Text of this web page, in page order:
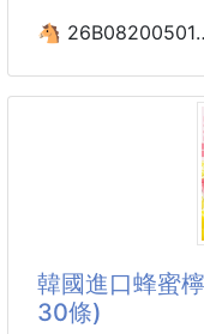
🐴 26B08200501
#正宗港式爆打檸
#單叢茶底_香到像
#檸檬為輔_清爽到
但內行人都知道
㊙️鴨屎香其實是鳳
韓國進口蜂蜜
30條)